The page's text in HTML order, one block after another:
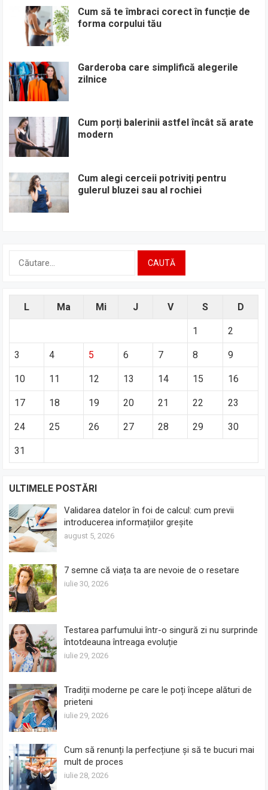
Cum să te îmbraci corect în funcție de
forma corpului tău
Garderoba care simplifică alegerile
zilnice
Cum porți balerinii astfel încât să arate
modern
Cum alegi cerceii potriviți pentru
gulerul bluzei sau al rochiei
L Ma Mi J V S D
1 2
3 4 5 6 7 8 9
10 11 12 13 14 15 16
17 18 19 20 21 22 23
24 25 26 27 28 29 30
31
ULTIMELE POSTĂRI
Validarea datelor în foi de calcul: cum previi
introducerea informațiilor greșite
august 5, 2026
7 semne că viața ta are nevoie de o resetare
iulie 30, 2026
Testarea parfumului într-o singură zi nu surprinde
întotdeauna întreaga evoluție
iulie 29, 2026
Tradiții moderne pe care le poți începe alături de
prieteni
iulie 29, 2026
Cum să renunți la perfecțiune și să te bucuri mai
mult de proces
iulie 28, 2026